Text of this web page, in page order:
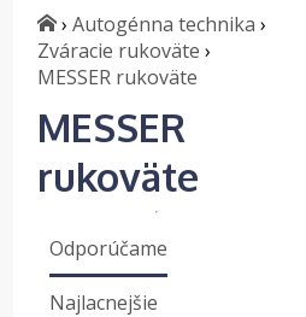
› Autogénna technika ›
Zváracie rukoväte ›
MESSER rukoväte
MESSER
rukoväte
Odporúčame
Najlacnejšie